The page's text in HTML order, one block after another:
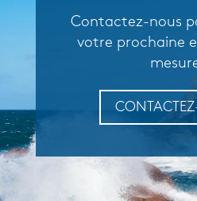
Contactez-nous
votre prochaine